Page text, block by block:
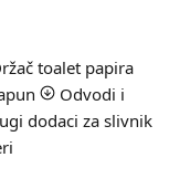
toalet papira
Odvodi i
dodaci za slivnik